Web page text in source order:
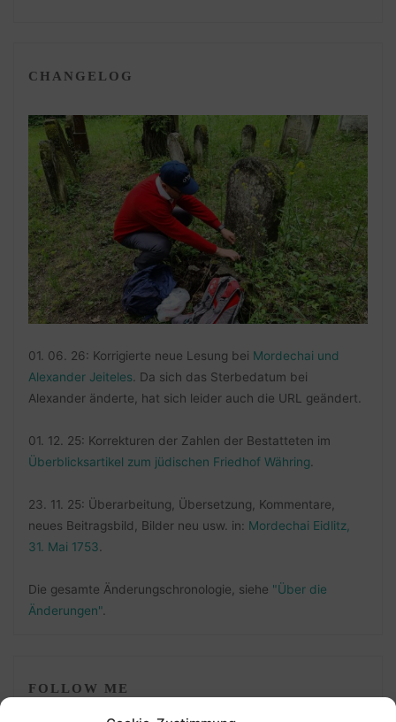
CHANGELOG
01. 06. 26: Korrigierte neue Lesung bei Mordechai und
Alexander Jeiteles . Da sich das Sterbedatum bei
Alexander änderte, hat sich leider auch die URL geändert.
01. 12. 25: Korrekturen der Zahlen der Bestatteten im
Überblicksartikel zum jüdischen Friedhof Währing
23. 11. 25: Überarbeitung, Übersetzung, Kommentare,
neues Beitragsbild, Bilder neu usw. in: Mordechai Eidlitz,
31. Mai 1753
Die gesamte Änderungschronologie, siehe "Über die
Änderungen".
FOLLOW ME